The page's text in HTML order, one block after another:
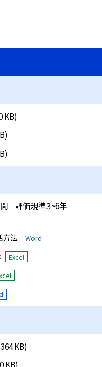
KB)
評価規準３~6年
方法 Word
Excel
KB)
KB)